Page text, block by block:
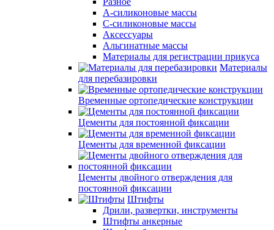
А-силиконовые массы
С-силиконовые массы
Аксессуары
Альгинатные массы
Материалы для регистрации прикуса
Материалы
для перебазировки
Временные ортопедические конструкции
Цементы для постоянной фиксации
Цементы для временной фиксации
Цементы двойного отверждения для
постоянной фиксации
Штифты
Дрили, развертки, инструменты
Штифты анкерные